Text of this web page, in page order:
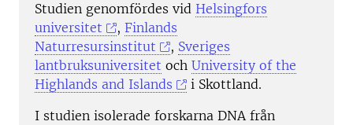
Studien genomfördes vid Helsingfors
universitet
,Finlands
Naturresursinstitut
, Sveriges
lantbruksuniversitet och University of the
Highlands and Islands
i Skottland.
I studien isolerade forskarna DNA från